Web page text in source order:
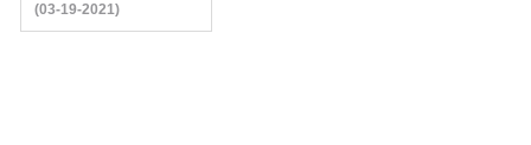
(03-19-2021)